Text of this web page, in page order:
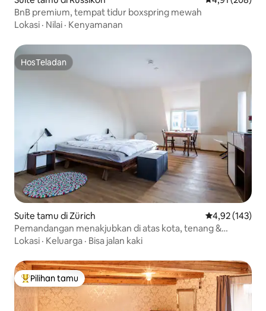
BnB premium, tempat tidur boxspring mewah
Lokasi · Nilai · Kenyamanan
HosTeladan
HosTeladan
Suite tamu di Zürich Nilai rata-rata
4,92 (143)
Pemandangan menakjubkan di atas kota, tenang &
bergaya
Lokasi · Keluarga · Bisa jalan kaki
Pilihan tamu terpopuler
Pilihan tamu